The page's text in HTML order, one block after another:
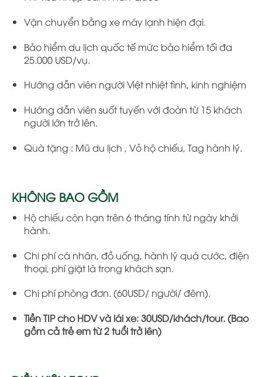
Vận chuyển bằng xe máy lạnh hiện đại.
Bảo hiểm du lịch quốc tế mức bảo hiểm tối đa
25.000 USD/vụ.
Hướng dẫn viên người Việt nhiệt tình, kinh nghiệm
Hướng dẫn viên suốt tuyến với đoàn từ 15 khách
người lớn trở lên.
Quà tặng : Mũ du lịch , Vỏ hộ chiếu, Tag hành lý.
KHÔNG BAO GỒM
Hộ chiếu còn hạn trên 6 tháng tính từ ngày khởi
hành.
Chi phí cá nhân, đồ uống, hành lý quá cước, điện
thoại, phí giặt là trong khách sạn.
Chi phí phòng đơn. (60USD/ người/ đêm).
Tiền TIP cho HDV và lái xe: 30USD/khách/tour. (Bao
gồm cả trẻ em từ 2 tuổi trở lên)